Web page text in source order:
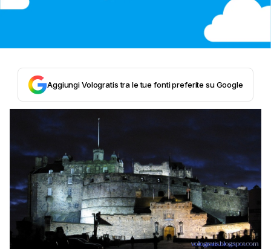
Aggiungi Vologratis tra le tue fonti preferite su Google